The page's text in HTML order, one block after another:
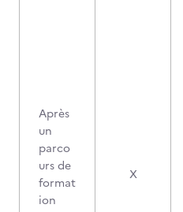
Après
un
parco
urs de
format
ion
X